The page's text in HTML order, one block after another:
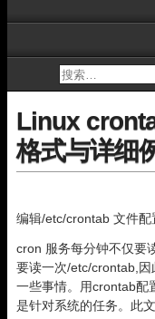
Linux
格式与详细
编辑/etc/crontab 文件配
cron 服务每分钟不仅要
要读一次/etc/crontab,
一些事情。用crontab配
是针对系统的任务。此